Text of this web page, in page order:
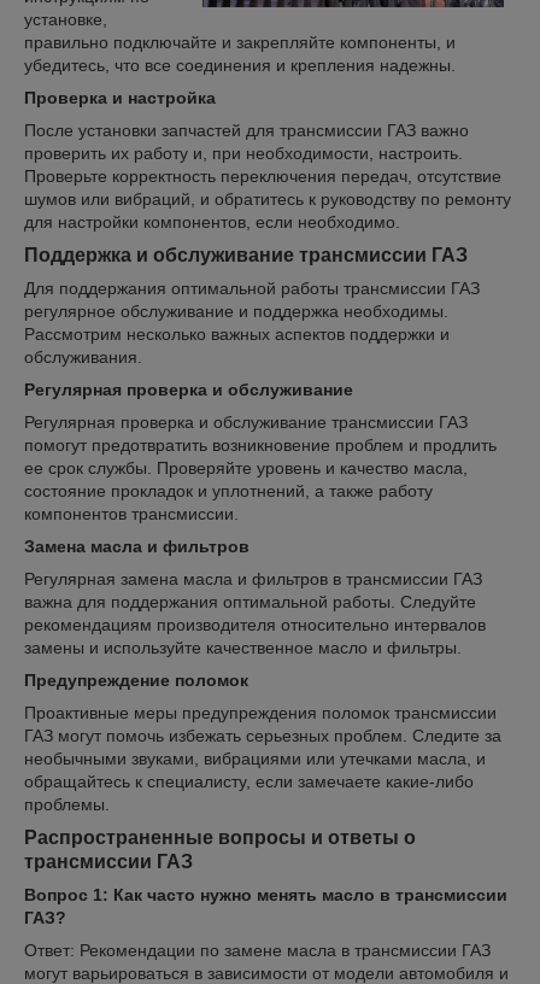
установке,
правильно подключайте и закрепляйте компоненты, и
убедитесь, что все соединения и крепления надежны.
Проверка и настройка
После установки запчастей для трансмиссии ГАЗ важно
проверить их работу и, при необходимости, настроить.
Проверьте корректность переключения передач, отсутствие
шумов или вибраций, и обратитесь к руководству по ремонту
для настройки компонентов, если необходимо.
Поддержка и обслуживание трансмиссии ГАЗ
Для поддержания оптимальной работы трансмиссии ГАЗ
регулярное обслуживание и поддержка необходимы.
Рассмотрим несколько важных аспектов поддержки и
обслуживания.
Регулярная проверка и обслуживание
Регулярная проверка и обслуживание трансмиссии ГАЗ
помогут предотвратить возникновение проблем и продлить
ее срок службы. Проверяйте уровень и качество масла,
состояние прокладок и уплотнений, а также работу
компонентов трансмиссии.
Замена масла и фильтров
Регулярная замена масла и фильтров в трансмиссии ГАЗ
важна для поддержания оптимальной работы. Следуйте
рекомендациям производителя относительно интервалов
замены и используйте качественное масло и фильтры.
Предупреждение поломок
Проактивные меры предупреждения поломок трансмиссии
ГАЗ могут помочь избежать серьезных проблем. Следите за
необычными звуками, вибрациями или утечками масла, и
обращайтесь к специалисту, если замечаете какие-либо
проблемы.
Распространенные вопросы и ответы о
трансмиссии ГАЗ
Вопрос 1: Как часто нужно менять масло в трансмиссии
ГАЗ?
Ответ: Рекомендации по замене масла в трансмиссии ГАЗ
могут варьироваться в зависимости от модели автомобиля и